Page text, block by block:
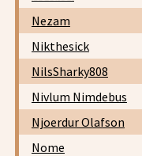
Nezam
Nikthesick
NilsSharky808
Nivlum Nimdebus
Njoerdur Olafson
Nome